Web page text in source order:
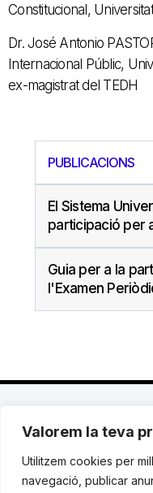
Valorem la teva
Utilitzem cookies per
navegació, publicar
Constitucional,
Dr. José Antonio
Internacional Públic,
ex-magistrat del TEDH
PUBLICACIONS
El Sistema
participació per
Guia per a la
l'Examen
C. Avinyó 44, 2n |
119 03 72|
© Institut de Drets